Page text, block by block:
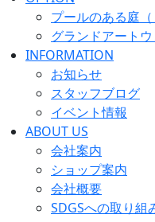
プールのある庭（
グランドアート
INFORMATION
お知らせ
スタッフブログ
イベント情報
ABOUT US
会社案内
ショップ案内
会社概要
SDGSへの取り組